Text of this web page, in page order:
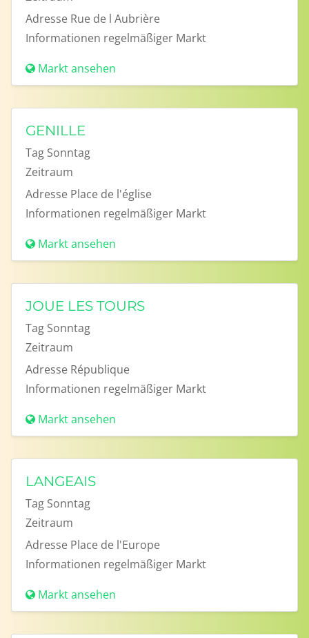
Adresse Rue de l Aubrière
Informationen regelmäßiger Markt
Markt ansehen
GENILLE
Tag Sonntag
Zeitraum
Adresse Place de l'église
Informationen regelmäßiger Markt
Markt ansehen
JOUE LES TOURS
Tag Sonntag
Zeitraum
Adresse République
Informationen regelmäßiger Markt
Markt ansehen
LANGEAIS
Tag Sonntag
Zeitraum
Adresse Place de l'Europe
Informationen regelmäßiger Markt
Markt ansehen